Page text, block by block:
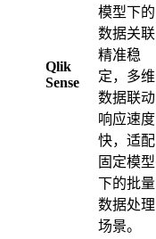
Qlik
Sense
模型下的
数据关联
精准稳
定，多维
数据联动
响应速度
快，适配
固定模型
下的批量
数据处理
场景。